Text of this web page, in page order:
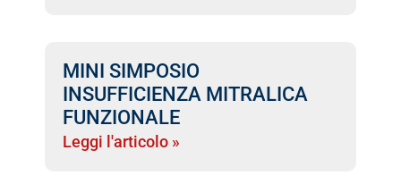
MINI SIMPOSIO
INSUFFICIENZA MITRALICA
FUNZIONALE
Leggi l'articolo »